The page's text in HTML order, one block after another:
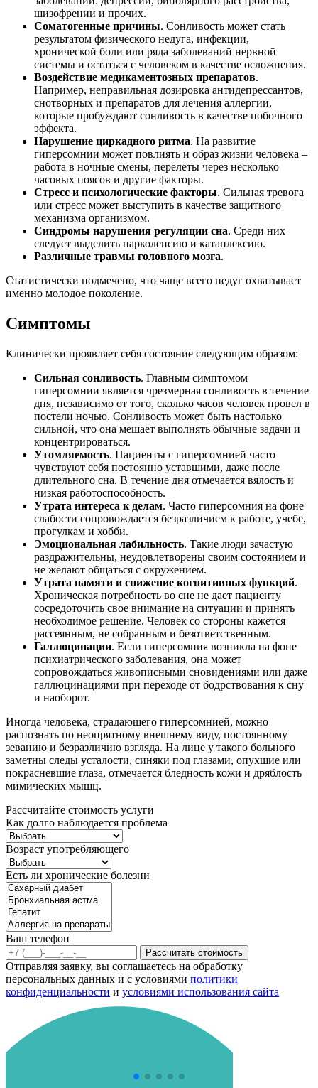
шизофрении и прочих.
Соматогенные причины. Сонливость может стать
результатом физического недуга, инфекции,
хронической боли или ряда заболеваний нервной
системы и остаться с человеком в качестве осложнения.
Воздействие медикаментозных препаратов.
Например, неправильная дозировка антидепрессантов,
снотворных и препаратов для лечения аллергии,
которые пробуждают сонливость в качестве побочного
эффекта.
Нарушение циркадного ритма. На развитие
гиперсомнии может повлиять и образ жизни человека –
работа в ночные смены, перелеты через несколько
часовых поясов и другие факторы.
Стресс и психологические факторы. Сильная тревога
или стресс может выступить в качестве защитного
механизма организмом.
Синдромы нарушения регуляции сна. Среди них
следует выделить нарколепсию и катаплексию.
Различные травмы головного мозга.
Статистически подмечено, что чаще всего недуг охватывает
именно молодое поколение.
Симптомы
Клинически проявляет себя состояние следующим образом:
Сильная сонливость. Главным симптомом
гиперсомнии является чрезмерная сонливость в течение
дня, независимо от того, сколько часов человек провел в
постели ночью. Сонливость может быть настолько
сильной, что она мешает выполнять обычные задачи и
концентрироваться.
Утомляемость. Пациенты с гиперсомнией часто
чувствуют себя постоянно уставшими, даже после
длительного сна. В течение дня отмечается вялость и
низкая работоспособность.
Утрата интереса к делам. Часто гиперсомния на фоне
слабости сопровождается безразличием к работе, учебе,
прогулкам и хобби.
Эмоциональная лабильность. Такие люди зачастую
раздражительны, неудовлетворены своим состоянием и
не желают общаться с окружением.
Утрата памяти и снижение когнитивных функций.
Хроническая потребность во сне не дает пациенту
сосредоточить свое внимание на ситуации и принять
необходимое решение. Человек со стороны кажется
рассеянным, не собранным и безответственным.
Галлюцинации. Если гиперсомния возникла на фоне
психиатрического заболевания, она может
сопровождаться живописными сновидениями или даже
галлюцинациями при переходе от бодрствования к сну
и наоборот.
Иногда человека, страдающего гиперсомнией, можно
распознать по неопрятному внешнему виду, постоянному
зеванию и безразличию взгляда. На лице у такого больного
заметны следы усталости, синяки под глазами, опухшие или
покрасневшие глаза, отмечается бледность кожи и дряблость
мимических мышц.
Рассчитайте стоимость услуги
Как долго наблюдается проблема
Возраст употребляющего
Есть ли хронические болезни
Ваш телефон
Рассчитать стоимость
Отправляя заявку, вы соглашаетесь на обработку
персональных данных и с условиями политики
конфиденциальности и условиями использования сайта